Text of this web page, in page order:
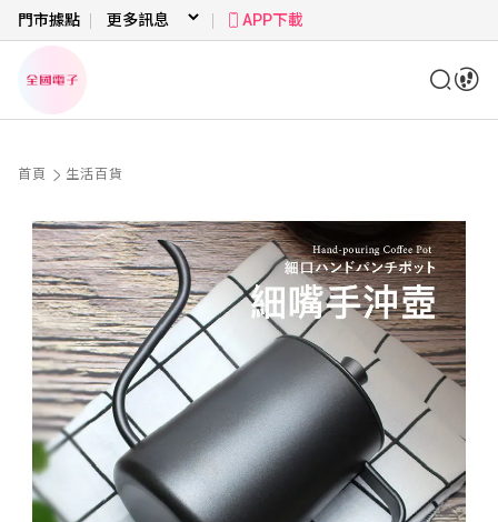
門市據點 APP下載
首頁 生活百貨